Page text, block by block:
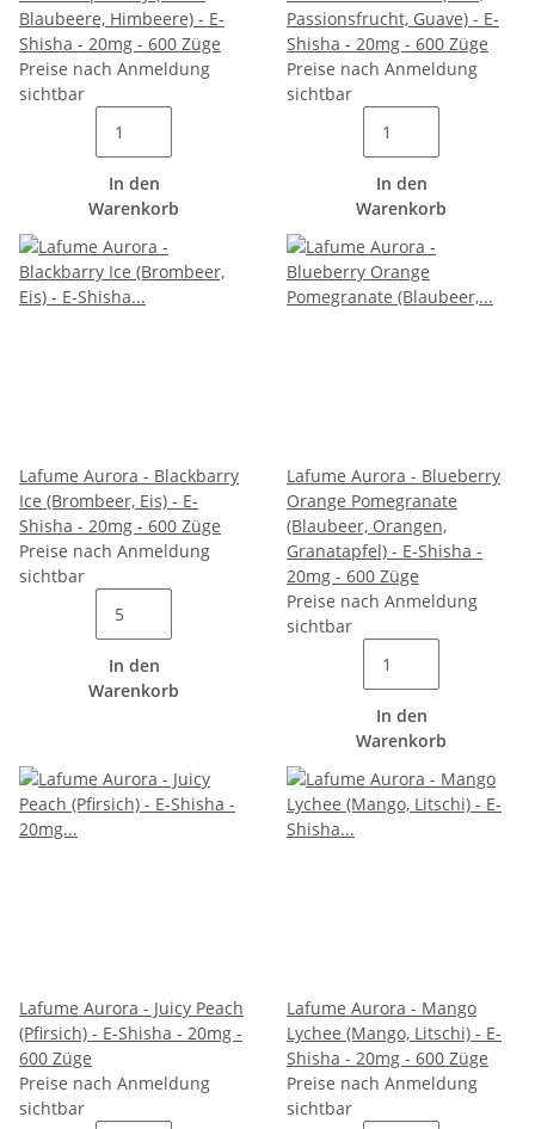
Blaubeere, Himbeere) - E-
Shisha - 20mg - 600 Züge
Preise nach Anmeldung
sichtbar
In den
Warenkorb
Passionsfrucht, Guave) - E-
Shisha - 20mg - 600 Züge
Preise nach Anmeldung
sichtbar
In den
Warenkorb
Lafume Aurora - Blackbarry
Ice (Brombeer, Eis) - E-
Shisha - 20mg - 600 Züge
Preise nach Anmeldung
sichtbar
In den
Warenkorb
Lafume Aurora - Blueberry
Orange Pomegranate
(Blaubeer, Orangen,
Granatapfel) - E-Shisha -
20mg - 600 Züge
Preise nach Anmeldung
sichtbar
In den
Warenkorb
Lafume Aurora - Juicy Peach
(Pfirsich) - E-Shisha - 20mg -
600 Züge
Preise nach Anmeldung
sichtbar
Lafume Aurora - Mango
Lychee (Mango, Litschi) - E-
Shisha - 20mg - 600 Züge
Preise nach Anmeldung
sichtbar